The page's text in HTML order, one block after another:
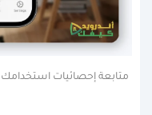
متابعة إحصائيات